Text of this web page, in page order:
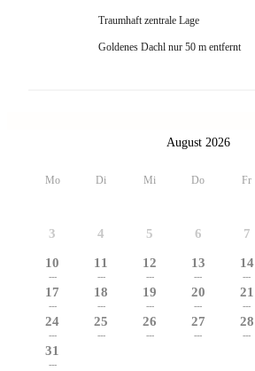
Traumhaft zentrale Lage
Goldenes Dachl nur 50 m entfernt
August 2026
Mo Di Mi Do Fr
3 4 5 6 7
10
---
11
---
12
---
13
---
14
---
17
---
18
---
19
---
20
---
21
---
24
---
25
---
26
---
27
---
28
---
31
---